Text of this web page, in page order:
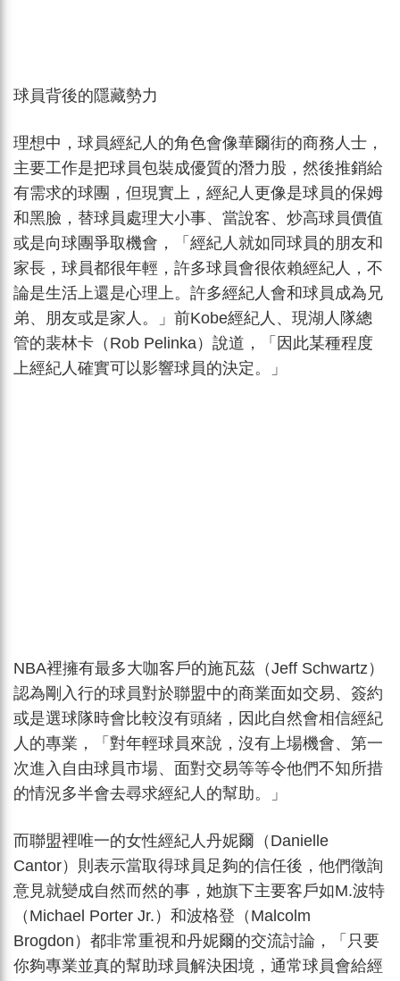
球員背後的隱藏勢力
理想中，球員經紀人的角色會像華爾街的商務人士，
主要工作是把球員包裝成優質的潛力股，然後推銷給
有需求的球團，但現實上，經紀人更像是球員的保姆
和黑臉，替球員處理大小事、當說客、炒高球員價值
或是向球團爭取機會，「經紀人就如同球員的朋友和
家長，球員都很年輕，許多球員會很依賴經紀人，不
論是生活上還是心理上。許多經紀人會和球員成為兄
弟、朋友或是家人。」前Kobe經紀人、現湖人隊總
管的裴林卡（Rob Pelinka）說道，「因此某種程度
上經紀人確實可以影響球員的決定。」
NBA裡擁有最多大咖客戶的施瓦茲（Jeff Schwartz）
認為剛入行的球員對於聯盟中的商業面如交易、簽約
或是選球隊時會比較沒有頭緒，因此自然會相信經紀
人的專業，「對年輕球員來說，沒有上場機會、第一
次進入自由球員市場、面對交易等等令他們不知所措
的情況多半會去尋求經紀人的幫助。」
而聯盟裡唯一的女性經紀人丹妮爾（Danielle
Cantor）則表示當取得球員足夠的信任後，他們徵詢
意見就變成自然而然的事，她旗下主要客戶如M.波特
（Michael Porter Jr.）和波格登（Malcolm
Brogdon）都非常重視和丹妮爾的交流討論，「只要
你夠專業並真的幫助球員解決困境，通常球員會給經